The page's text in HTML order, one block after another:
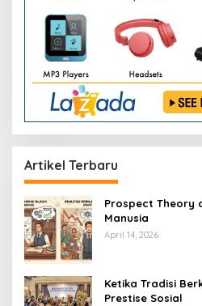
Artikel Terbaru
Prospect Theory
Manusia
April 14, 2026
Ketika Tradisi
Prestise Sosial